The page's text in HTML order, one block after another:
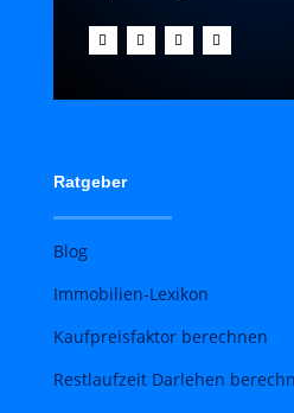
Ratgeber
Blog
Immobilien-Lexikon
Kaufpreisfaktor berechnen
Restlaufzeit Darlehen